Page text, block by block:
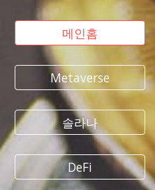
메인홈
Metaverse
솔라나
DeFi